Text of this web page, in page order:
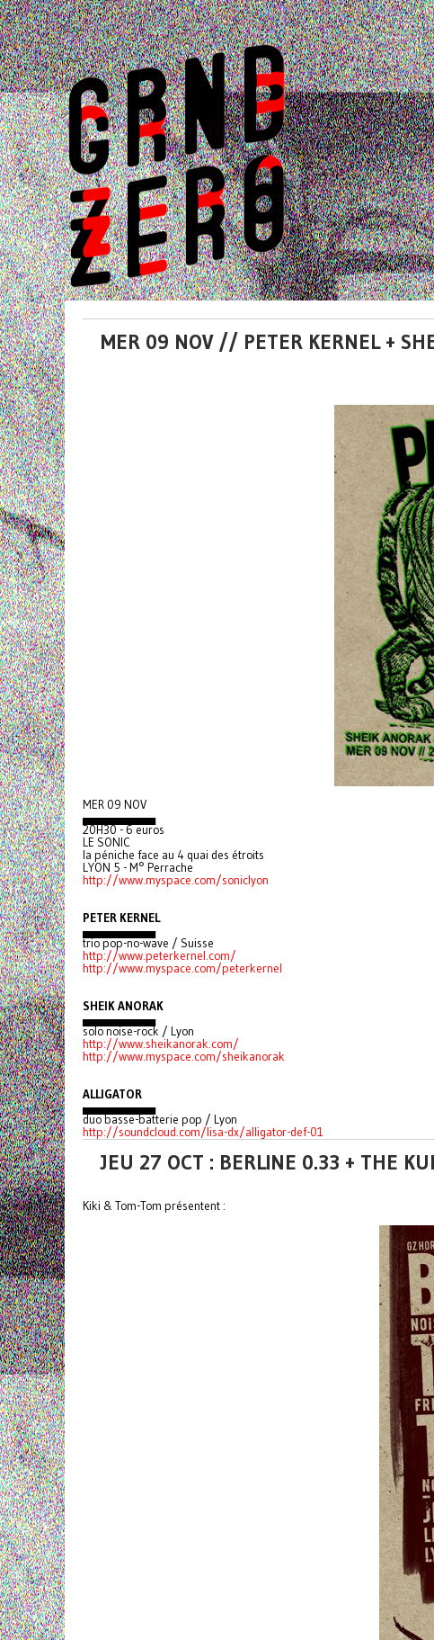
MER 09 NOV // PETER KERNEL +
MER 09 NOV
▄▄▄▄▄▄▄▄▄
20H30 - 6 euros
LE SONIC
la péniche face au 4 quai des étroits
LYON 5 - M° Perrache
http://www.myspace.com/soniclyon
PETER KERNEL
▄▄▄▄▄▄▄▄▄
trio pop-no-wave / Suisse
http://www.peterkernel.com/
http://www.myspace.com/peterkernel
SHEIK ANORAK
▄▄▄▄▄▄▄▄▄
solo noise-rock / Lyon
http://www.sheikanorak.com/
http://www.myspace.com/sheikanorak
ALLIGATOR
▄▄▄▄▄▄▄▄▄
duo basse-batterie pop / Lyon
http://soundcloud.com/lisa-dx/alligator-def-01
JEU 27 OCT : BERLINE 0.33 + THE
Kiki & Tom-Tom présentent :